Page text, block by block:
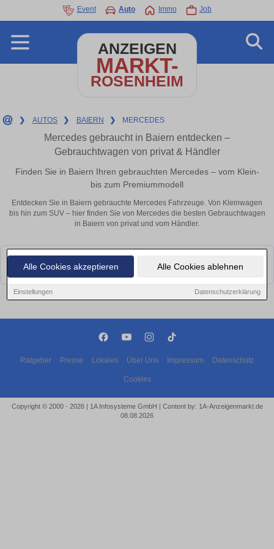
Alle Cookies akzeptieren Alle Cookies ablehnen
Einstellungen Datenschutzerklärung
Event Auto Immo Job
ANZEIGEN
MARKT-
ROSENHEIM
❯ AUTOS ❯ BAIERN ❯ MERCEDES
Mercedes gebraucht in Baiern entdecken –
Gebrauchtwagen von privat & Händler
Finden Sie in Baiern Ihren gebrauchten Mercedes – vom Klein-
bis zum Premiummodell
Entdecken Sie in Baiern gebrauchte Mercedes Fahrzeuge. Von Kleinwagen
bis hin zum SUV – hier finden Sie von Mercedes die besten Gebrauchtwagen
in Baiern von privat und vom Händler.
Leider konnten wir derzeit keine passenden Autos finden. Schauen Sie
bald wieder vorbei!
Ratgeber Presse Lokales Über Uns Impressum Datenschutz
Cookies
Copyright © 2000 - 2026 | 1A Infosysteme GmbH | Content by: 1A-Anzeigenmarkt.de
08.08.2026